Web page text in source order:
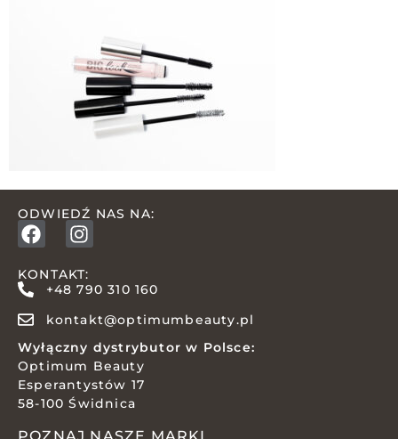
ODWIEDŹ NAS NA:
KONTAKT:
+48 790 310 160
kontakt@optimumbeauty.pl
Wyłączny dystrybutor w Polsce:
Optimum Beauty
Esperantystów 17
58-100 Świdnica